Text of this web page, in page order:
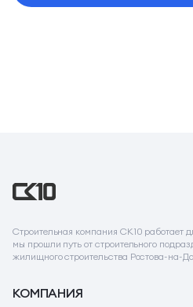
Строительная компания СК10 работает
мы прошли путь от строительного
жилищного строительства Ростова-на-
КОМПАНИЯ